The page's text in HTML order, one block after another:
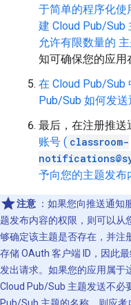
于简单的程序化使
建 Cloud Pub/Sub
允许有限数量的
知可确保您的应用
在 Cloud Pub/Sub
Pub/Sub 如何发送
最后，在注册推送
账号 ( classroom-
予向您的主题发布
注意 ：如果您向推送通知
题发布内容的权限，则可以从
够确定该主题是否存在，并注
存储 OAuth 客户端 ID，因此
发出请求。如果您的应用属于
Cloud Pub/Sub 主题发送不必